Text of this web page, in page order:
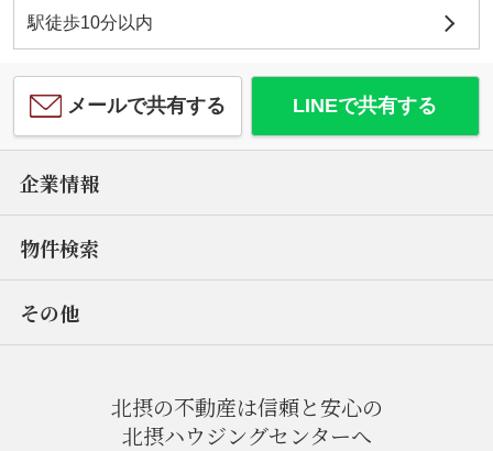
駅徒歩10分以内
メールで共有する LINEで共有する
企業情報
物件検索
その他
北摂の不動産は信頼と安心の
北摂ハウジングセンターへ